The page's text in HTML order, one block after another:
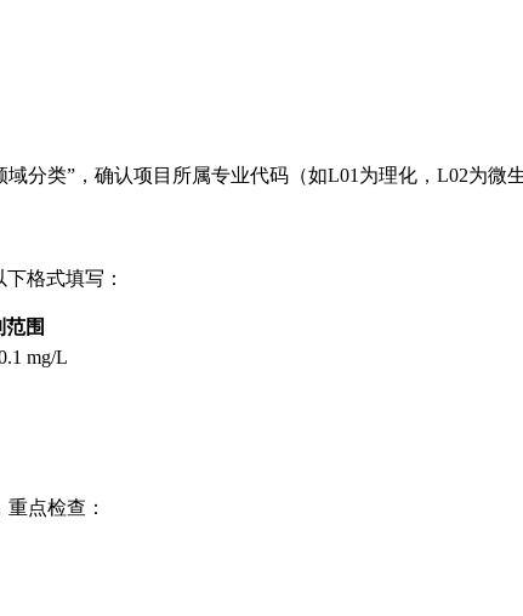
分类”，确认项目所属专业代码（如L01为理化，L02为微
格式填写：
范围
mg/L
点检查：